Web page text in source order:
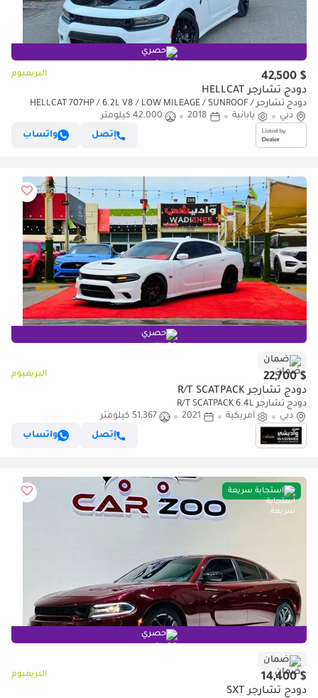
حصري
$ 42,500 البريميوم
دودج تشارجر HELLCAT
دودج تشارجر HELLCAT 707HP / 6.2L V8 / LOW MILEAGE / SUNROOF /
LEATHER SEATS / BLIND SPOTS / REMOTE START
دبي يابانية 2018
42,000 كيلومتر
إتصل
واتساب
حصري
ضمان
$ 22,700 البريميوم
دودج تشارجر R/T SCATPACK
دودج تشارجر R/T SCATPACK 6.4L
دبي
أمريكية 2021
51,367 كيلومتر
إتصل
واتساب
استجابة سريعة
حصري
ضمان
$ 14,400 البريميوم
دودج تشارجر SXT